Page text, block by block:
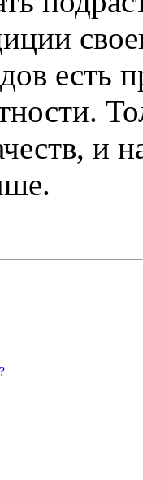
есть
и